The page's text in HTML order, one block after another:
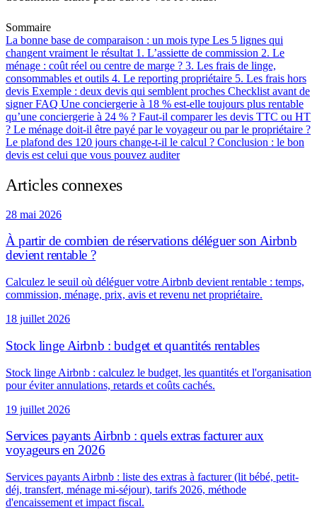
Sommaire
La bonne base de comparaison : un mois type Les 5 lignes qui
changent vraiment le résultat 1. L’assiette de commission 2. Le
ménage : coût réel ou centre de marge ? 3. Les frais de linge,
consommables et outils 4. Le reporting propriétaire 5. Les frais hors
devis Exemple : deux devis qui semblent proches Checklist avant de
signerFAQ Une conciergerie à 18 % est-elle toujours plus rentable
qu’une conciergerie à 24 % ? Faut-il comparer les devis TTC ou HT
? Le ménage doit-il être payé par le voyageur ou par le propriétaire ?
Le plafond des 120 jours change-t-il le calcul ? Conclusion : le bon
devis est celui que vous pouvez auditer
Articles connexes
28 mai 2026
À partir de combien de réservations déléguer son Airbnb
devient rentable ?
Calculez le seuil où déléguer votre Airbnb devient rentable : temps,
commission, ménage, prix, avis et revenu net propriétaire.
18 juillet 2026
Stock linge Airbnb : budget et quantités rentables
Stock linge Airbnb : calculez le budget, les quantités et l'organisation
pour éviter annulations, retards et coûts cachés.
19 juillet 2026
Services payants Airbnb : quels extras facturer aux
voyageurs en 2026
Services payants Airbnb : liste des extras à facturer (lit bébé, petit-
déj, transfert, ménage mi-séjour), tarifs 2026, méthode
d'encaissement et impact fiscal.